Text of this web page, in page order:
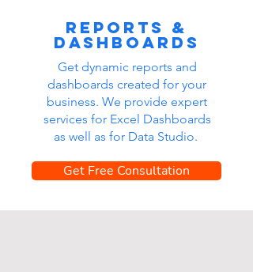
Reports &
dashboards
Get dynamic reports and
dashboards created for your
business. We provide expert
services for Excel Dashboards
as well as for Data Studio.
Get Free Consultation